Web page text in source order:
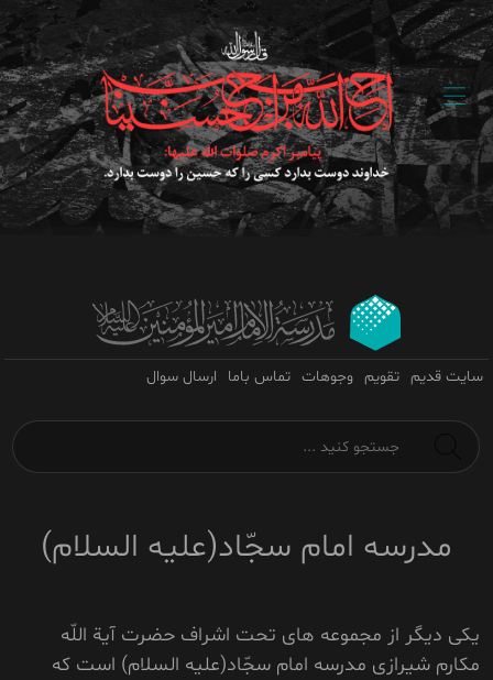
سایت قدیم تقویم وجوهات تماس باما ارسال سوال
مدرسه امام سجّاد(عليه السلام)
يکى ديگر از مجموعه هاى تحت اشراف حضرت آية اللّه
مکارم شيرازى مدرسه امام سجّاد(عليه السلام) است که